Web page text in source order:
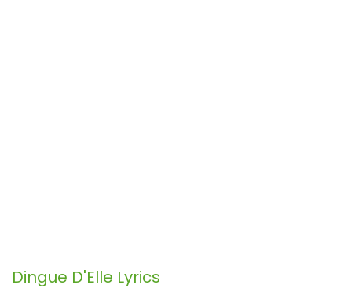
Dingue D'Elle Lyrics